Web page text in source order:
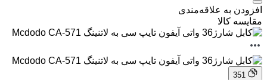
افزودن به علاقه‌مندی
مقایسه کالا
351